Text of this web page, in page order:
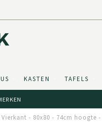
KASTEN TAFELS
- 80x80 - 74cm hoogte